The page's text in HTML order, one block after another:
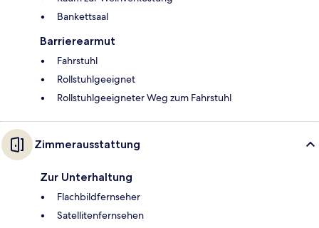
Bankettsaal
Barrierearmut
Fahrstuhl
Rollstuhlgeeignet
Rollstuhlgeeigneter Weg zum Fahrstuhl
Zimmerausstattung
Zur Unterhaltung
Flachbildfernseher
Satellitenfernsehen